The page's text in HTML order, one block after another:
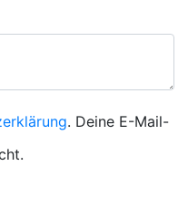
. Deine E-Mail-